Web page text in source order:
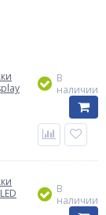
В
наличии
В
наличии